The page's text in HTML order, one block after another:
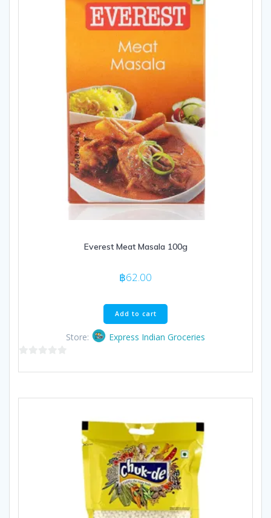
Everest Meat Masala 100g
฿62.00
Add to cart
Store: Express Indian Groceries